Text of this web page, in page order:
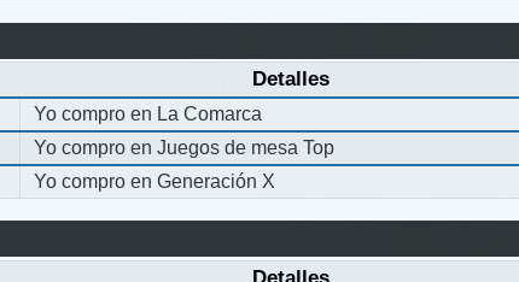
Detalles
Yo compro en La Comarca
Yo compro en Juegos de mesa Top
Yo compro en Generación X